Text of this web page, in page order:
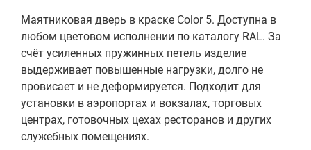
Маятниковая дверь в краске Color 5. Доступна в
любом цветовом исполнении по каталогу RAL. За
счёт усиленных пружинных петель изделие
выдерживает повышенные нагрузки, долго не
провисает и не деформируется. Подходит для
установки в аэропортах и вокзалах, торговых
центрах, готовочных цехах ресторанов и других
служебных помещениях.